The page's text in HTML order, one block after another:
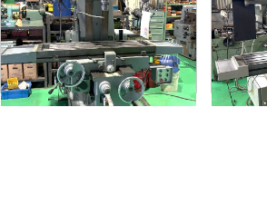
メーカー 静岡
形 式VHR-A
年 式1989
メーカー
形
年